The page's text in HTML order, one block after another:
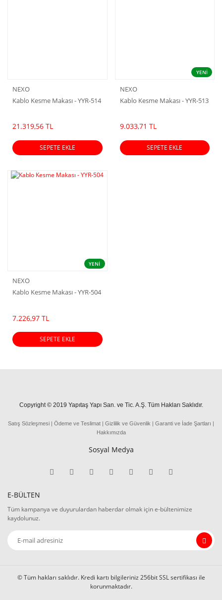
NEXO
Kablo Kesme Makası - YYR-514
21.319,56 TL
SEPETE EKLE
YENİ
NEXO
Kablo Kesme Makası - YYR-513
9.033,71 TL
SEPETE EKLE
YENİ
NEXO
Kablo Kesme Makası - YYR-504
7.226,97 TL
SEPETE EKLE
Copyright © 2019 Yapıtaş Yapı San. ve Tic. A.Ş. Tüm Hakları Saklıdır.
Satış Sözleşmesi | Ödeme ve Teslimat | Gizlilik ve Güvenlik | Garanti ve İade Şartları |
Hakkımızda
Sosyal Medya
E-BÜLTEN
Tüm kampanya ve duyurulardan haberdar olmak için e-bültenimize
kaydolunuz.
© Tüm hakları saklıdır. Kredi kartı bilgileriniz 256bit SSL sertifikası ile
korunmaktadır.